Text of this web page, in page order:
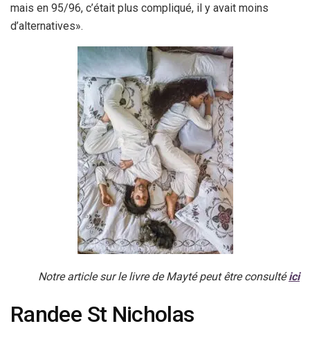
mais en 95/96, c’était plus compliqué, il y avait moins
d’alternatives».
Notre article sur le livre de Mayté peut être consultéici
Randee St Nicholas